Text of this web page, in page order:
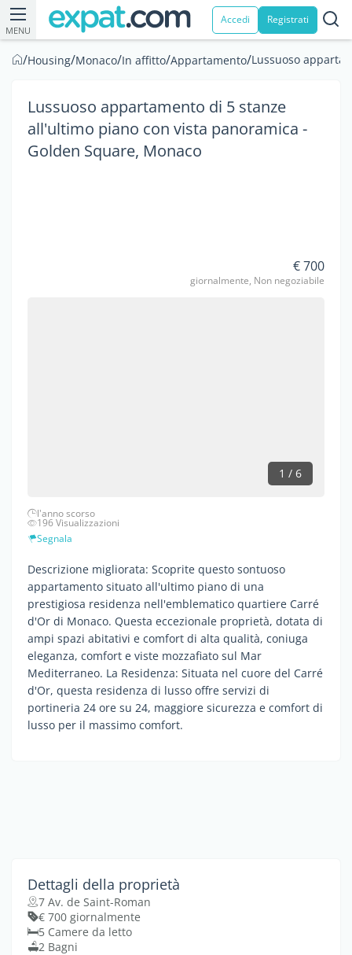
MENU
Accedi Registrati
/Housing/Monaco/In affitto/Appartamento/Lussuoso
Lussuoso appartamento di 5 stanze
all'ultimo piano con vista panoramica -
Golden Square, Monaco
€ 700
giornalmente, Non negoziabile
1 / 6
l'anno scorso
196 Visualizzazioni
Segnala
Descrizione migliorata: Scoprite questo sontuoso
appartamento situato all'ultimo piano di una
prestigiosa residenza nell'emblematico quartiere Carré
d'Or di Monaco. Questa eccezionale proprietà, dotata di
ampi spazi abitativi e comfort di alta qualità, coniuga
eleganza, comfort e viste mozzafiato sul Mar
Mediterraneo. La Residenza: Situata nel cuore del Carré
d'Or, questa residenza di lusso offre servizi di
portineria 24 ore su 24, maggiore sicurezza e comfort di
lusso per il massimo comfort.
Dettagli della proprietà
7 Av. de Saint-Roman
€ 700 giornalmente
5 Camere da letto
2 Bagni